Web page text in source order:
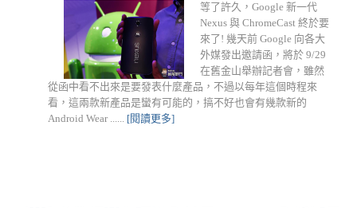
等了許久，Google 新一代
Nexus 與 ChromeCast 終於要
來了! 幾天前 Google 向各大
外媒發出邀請函，將於 9/29
在舊金山舉辦記者會，雖然
從函中看不出來是要發表什麼產品，不過以每年這個時程來
看，這兩款新產品是蠻有可能的，搞不好也會有幾款新的
Android Wear ...... [閱讀更多]